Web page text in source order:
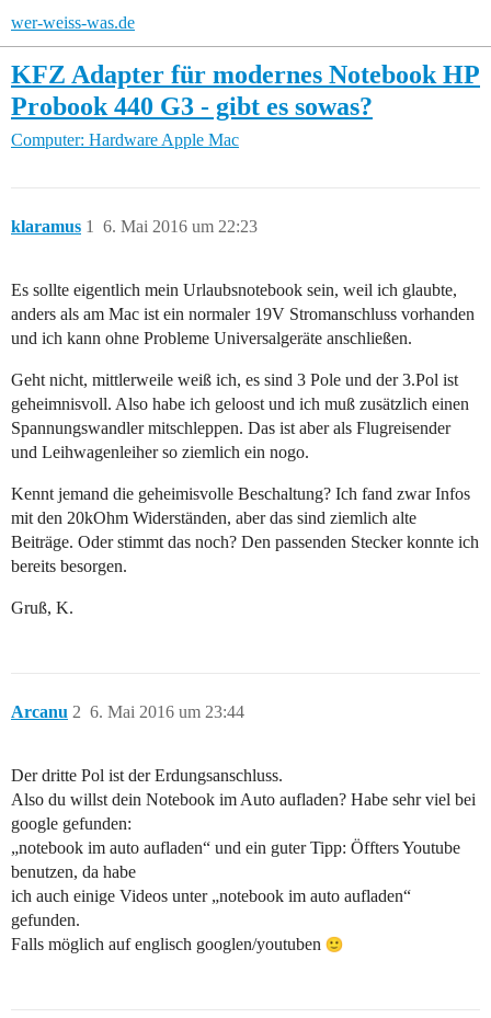
wer-weiss-was.de
KFZ Adapter für modernes Notebook HP
Probook 440 G3 - gibt es sowas?
Computer: Hardware Apple Mac
klaramus 6. Mai 2016 um 22:23
1
Es sollte eigentlich mein Urlaubsnotebook sein, weil ich glaubte,
anders als am Mac ist ein normaler 19V Stromanschluss vorhanden
und ich kann ohne Probleme Universalgeräte anschließen.
Geht nicht, mittlerweile weiß ich, es sind 3 Pole und der 3.Pol ist
geheimnisvoll. Also habe ich geloost und ich muß zusätzlich einen
Spannungswandler mitschleppen. Das ist aber als Flugreisender
und Leihwagenleiher so ziemlich ein nogo.
Kennt jemand die geheimisvolle Beschaltung? Ich fand zwar Infos
mit den 20kOhm Widerständen, aber das sind ziemlich alte
Beiträge. Oder stimmt das noch? Den passenden Stecker konnte ich
bereits besorgen.
Gruß, K.
Arcanu 6. Mai 2016 um 23:44
2
Der dritte Pol ist der Erdungsanschluss.
Also du willst dein Notebook im Auto aufladen? Habe sehr viel bei
google gefunden:
„notebook im auto aufladen“ und ein guter Tipp: Öffters Youtube
benutzen, da habe
ich auch einige Videos unter „notebook im auto aufladen“
gefunden.
Falls möglich auf englisch googlen/youtuben